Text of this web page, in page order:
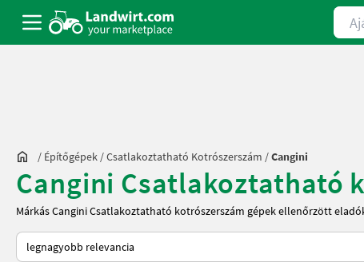
/ Építőgépek /Csatlakoztatható Kotrószerszám /Cangini
Cangini Csatlakoztatható
Márkás Cangini Csatlakoztatható kotrószerszám gépek ellenőrzött
Így van sorba rendezve a Landwirt.com-on